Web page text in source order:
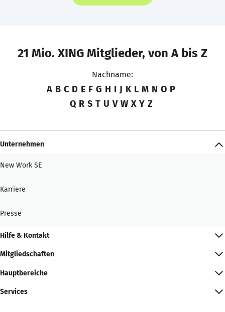
21 Mio. XING Mitglieder, von A bis Z
Nachname:
A B C D E F G H I J K L M N O P
Q R S T U V W X Y Z
Unternehmen
New Work SE
Karriere
Presse
Hilfe & Kontakt
Mitgliedschaften
Hauptbereiche
Services